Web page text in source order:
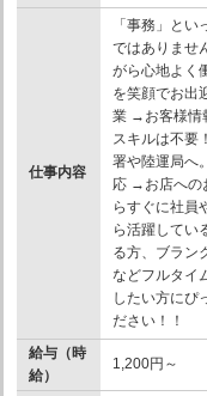
仕事内容
「事務」と
ではありませ
がら心地よく
を笑顔でお出
業 →お客様情
スキルは不要
署や陸運局へ
応 →お店への
らすぐに社員
ら活躍してい
る方、ブラン
などフルタイ
したい方にぴ
ださい！！
給与（時
給）
1,200円～